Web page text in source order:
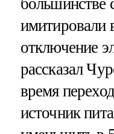
имитировали
отключение
рассказал
время
источник